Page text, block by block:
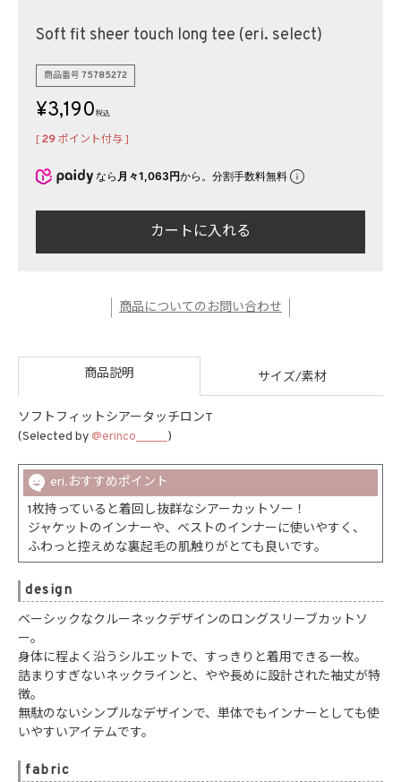
Soft fit sheer touch long tee (eri. select)
商品番号 75785272
¥3,190 税込
[29ポイント付与 ]
なら 月々1,063円から。分割手数料無料
カートに入れる
商品についてのお問い合わせ
商品説明 サイズ/素材
ソフトフィットシアータッチロンT
(Selected by @erinco_____ )
eri.おすすめポイント
1枚持っていると着回し抜群なシアーカットソー！
ジャケットのインナーや、ベストのインナーに使いやすく、
ふわっと控えめな裏起毛の肌触りがとても良いです。
design
ベーシックなクルーネックデザインのロングスリーブカットソ
ー。
身体に程よく沿うシルエットで、すっきりと着用できる一枚。
詰まりすぎないネックラインと、やや長めに設計された袖丈が特
徴。
無駄のないシンプルなデザインで、単体でもインナーとしても使
いやすいアイテムです。
fabric